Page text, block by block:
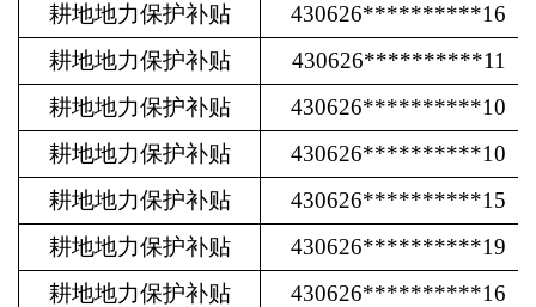
耕地地力保护补贴
430626**********16
耕地地力保护补贴
430626**********11
耕地地力保护补贴
430626**********10
耕地地力保护补贴
430626**********10
耕地地力保护补贴
430626**********15
耕地地力保护补贴
430626**********19
耕地地力保护补贴
430626**********16